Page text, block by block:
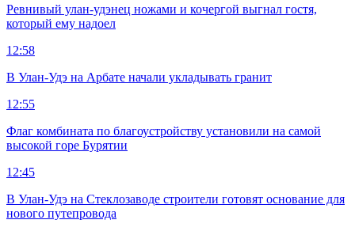
Ревнивый улан-удэнец ножами и кочергой выгнал гостя,
который ему надоел
12:58
В Улан-Удэ на Арбате начали укладывать гранит
12:55
Флаг комбината по благоустройству установили на самой
высокой горе Бурятии
12:45
В Улан-Удэ на Стеклозаводе строители готовят основание для
нового путепровода